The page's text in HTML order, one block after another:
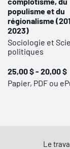
populisme et du
régionalisme
2023)
Sociologie et
politiques
25,00 $ - 20,00 $
Papier, PDF ou
Le